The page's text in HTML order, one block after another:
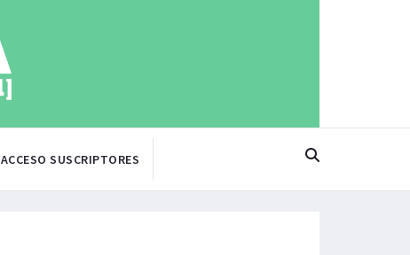
ACCESO SUSCRIPTORES